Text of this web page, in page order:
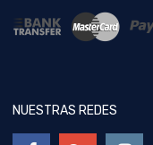
NUESTRAS REDES